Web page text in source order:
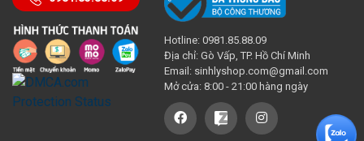
Hotline: 0981.85.88.09
Địa chỉ: Gò Vấp, TP. Hồ Chí Minh
Email: sinhlyshop.com@gmail.com
Mở cửa: 8:00 - 21:00 hàng ngày